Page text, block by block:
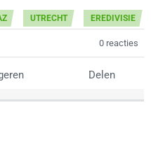
UTRECHT EREDIVISIE
0 reacties
Delen